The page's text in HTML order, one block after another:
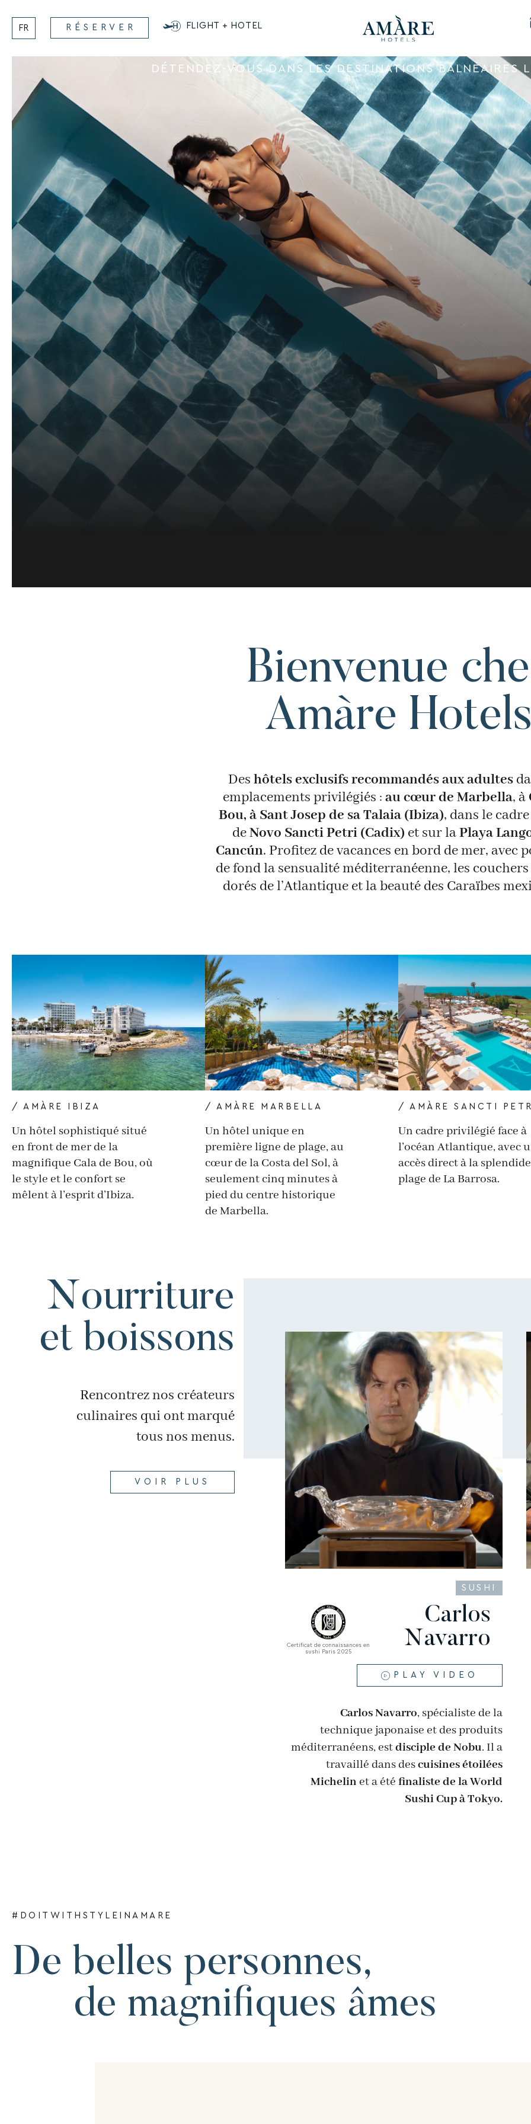
contenu
FR RÉSERVER FLIGHT + HOTEL
DÉTENDEZ-VOUS DANS LES DESTINATIONS BALNÉAIRES
Bienvenue
Amàre Hotels
Des hôtels exclusifs recommandés aux adultes
emplacements privilégiés : au cœur de Marbella, à
Bou, à Sant Josep de sa Talaia (Ibiza), dans le
deNovo Sancti Petri (Cadix) et sur laPlaya
Cancún. Profitez de vacances en bord de mer, avec
de fond la sensualité méditerranéenne, les
dorés de l’Atlantique et la beauté des Caraïbes
/ AMÀRE IBIZA
Un hôtel sophistiqué situé
en front de mer de la
magnifique Cala de Bou, où
le style et le confort se
mêlent à l’esprit d’Ibiza.
/ AMÀRE MARBELLA
Un hôtel unique en
première ligne de plage, au
cœur de la Costa del Sol, à
seulement cinq minutes à
pied du centre historique
de Marbella.
/ AMÀRE SANCTI
Un cadre privilégié face à
l’océan Atlantique, avec
accès direct à la splendide
plage de La Barrosa.
Nourriture
et boissons
Rencontrez nos créateurs
culinaires qui ont marqué
tous nos menus.
VOIR PLUS
SUSHI
Certificat de connaissances en
sushi Paris 2025
Carlos
Navarro
PLAY VIDEO
Carlos Navarro, spécialiste de la
technique japonaise et des produits
méditerranéens, estdisciple de Nobu. Il a
travaillé dans descuisines étoilées
Michelin et a été finaliste de la World
Sushi Cup à Tokyo.
#DOITWITHSTYLEINAMARE
De belles personnes,
de magnifiques âmes